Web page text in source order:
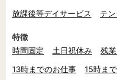
放課後等デイサービス
テ
特徴
時間固定
土日祝休み 残
13時までのお仕事
15時ま